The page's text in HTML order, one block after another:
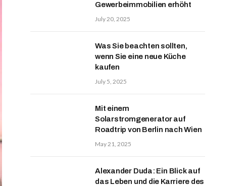
Gewerbeimmobilien erhöht
July 20, 2025
Was Sie beachten sollten,
wenn Sie eine neue Küche
kaufen
July 5, 2025
Mit einem
Solarstromgenerator auf
Roadtrip von Berlin nach Wien
May 21, 2025
Alexander Duda: Ein Blick auf
das Leben und die Karriere des